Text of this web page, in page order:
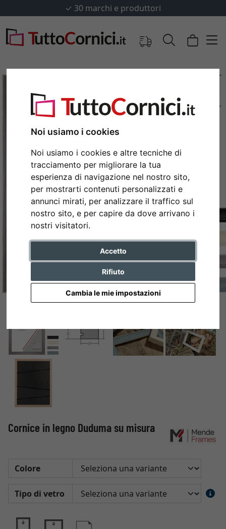
Noi usiamo i cookies
Noi usiamo i cookies e altre tecniche di
tracciamento per migliorare la tua
esperienza di navigazione nel nostro sito,
per mostrarti contenuti personalizzati e
annunci mirati, per analizzare il traffico sul
nostro sito, e per capire da dove arrivano i
nostri visitatori.
Accetto
Rifiuto
Cambia le mie impostazioni
✓ 30 marchi e produttori
Indietro
Cornice in legno Duduma su misura
Colore
Tipo di vetro